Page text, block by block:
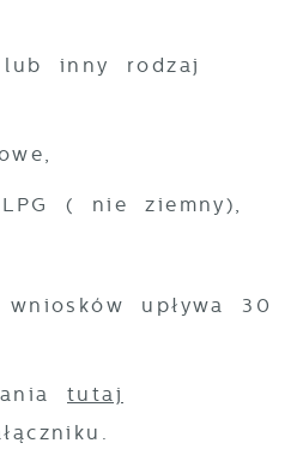
inny rodzaj
( nie ziemny),
wniosków upływa 30
tutaj
dostawców usług.
ofert, komunikatów